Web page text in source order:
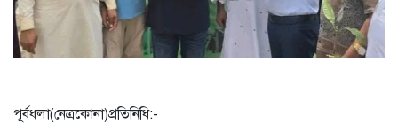
পূর্বধলা(নেত্রকোনা)প্রতিনিধি:-